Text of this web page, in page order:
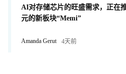
AI对存储芯片的旺盛需求，正在
元的新板块“Memi”
Amanda Gerut 4天前